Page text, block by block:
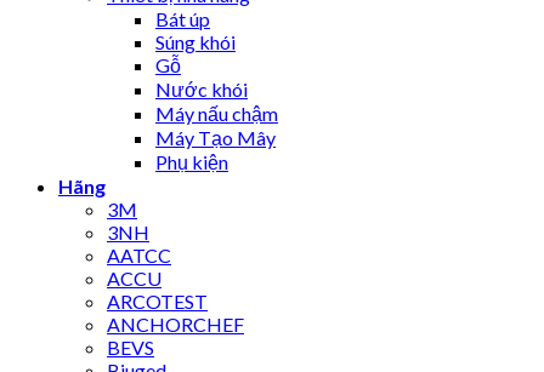
Bát úp
Súng khói
Gỗ
Nước khói
Máy nấu chậm
Máy Tạo Mây
Phụ kiện
Hãng
3M
3NH
AATCC
ACCU
ARCOTEST
ANCHORCHEF
BEVS